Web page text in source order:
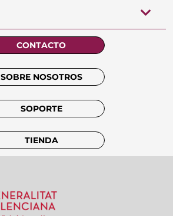
CONTACTO
SOBRE NOSOTROS
SOPORTE
TIENDA